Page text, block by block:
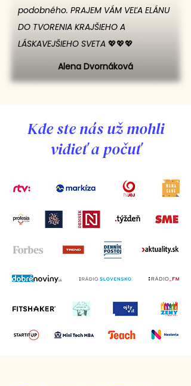
podobného. PRAJEM VÁM VEĽA ELÁNU
DO TVORENIA KRAJŠIEHO A
LÁSKAVEJŠIEHO SVETA 💖💖💖
Alena Dvornáková
Kde ste nás už mohli
vidieť a počuť